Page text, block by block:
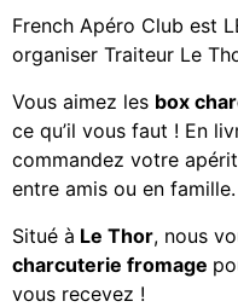
French Apéro Club est
organiser Traiteur Le
Vous aimez les box
ce qu’il vous faut ! En
commandez votre
entre amis ou en famille.
Situé à Le Thor, nous
charcuterie fromage
vous recevez !